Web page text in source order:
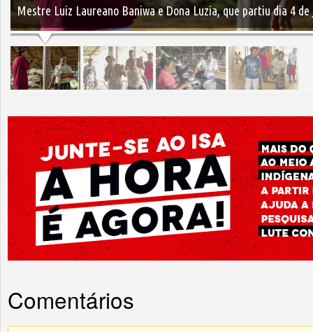
Mestre Luiz Laureano Baniwa e Dona Luzia, que partiu dia 4
Comentários